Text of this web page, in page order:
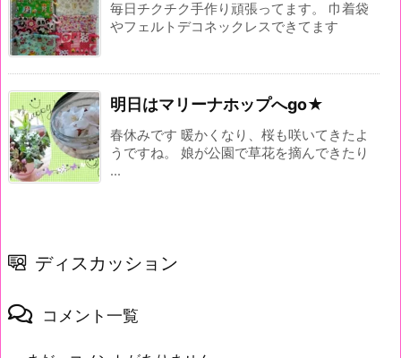
毎日チクチク手作り頑張ってます。 巾着袋
やフェルトデコネックレスできてます
明日はマリーナホップへgo★
春休みです 暖かくなり、桜も咲いてきたよ
うですね。 娘が公園で草花を摘んできたり
...
ディスカッション
コメント一覧